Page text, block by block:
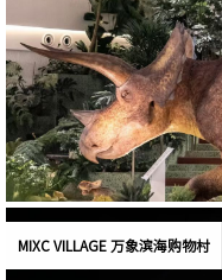
MIXC VILLAGE 万象滨海购物村